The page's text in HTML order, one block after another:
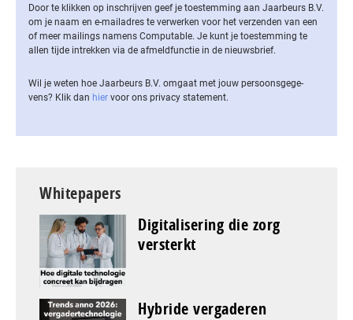
Door te klikken op inschrijven geef je toestemming aan Jaarbeurs B.V.
om je naam en e-mailadres te verwerken voor het verzenden van een
of meer mailings namens Computable. Je kunt je toestemming te
allen tijde intrekken via de af­meld­func­tie in de nieuwsbrief.
Wil je weten hoe Jaarbeurs B.V. omgaat met jouw per­soons­ge­ge­
vens? Klik dan hier voor ons privacy statement.
Whitepapers
Digitalisering die zorg
versterkt
Hybride vergaderen